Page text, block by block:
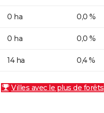
0 ha 0,0 %
0 ha 0,0 %
14 ha 0,4 %
Villes avec le plus de forêts